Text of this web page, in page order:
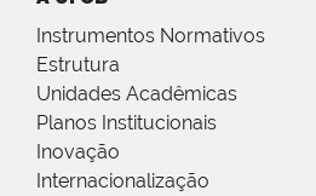
Instrumentos Normativos
Estrutura
Unidades Acadêmicas
Planos Institucionais
Inovação
Internacionalização